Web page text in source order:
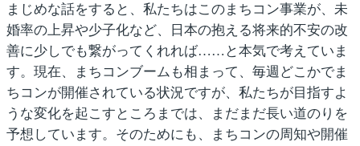
まじめな話をすると、私たちはこのまちコン事業が、未
婚率の上昇や少子化など、日本の抱える将来的不安の改
善に少しでも繋がってくれれば……と本気で考えていま
す。現在、まちコンブームも相まって、毎週どこかでま
ちコンが開催されている状況ですが、私たちが目指すよ
うな変化を起こすところまでは、まだまだ長い道のりを
予想しています。そのためにも、まちコンの周知や開催